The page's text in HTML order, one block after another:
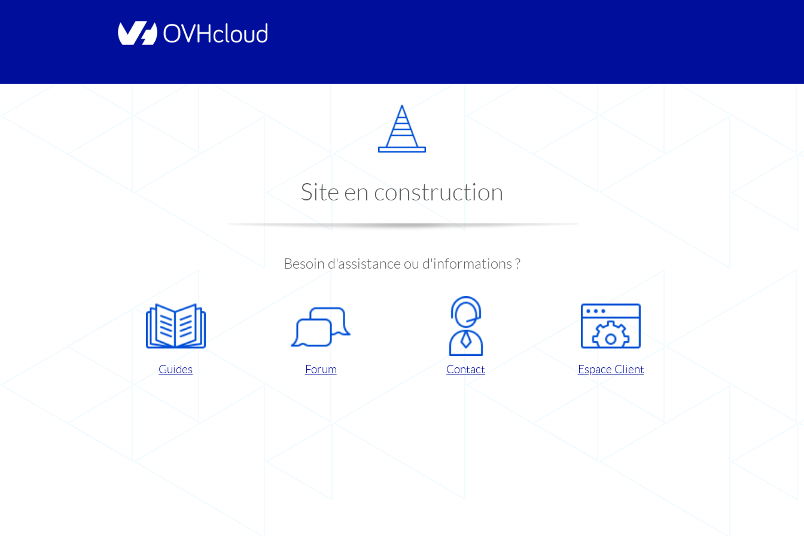
Site en construction
Besoin d'assistance ou d'informations ?
Guides Forum Contact Espace Client